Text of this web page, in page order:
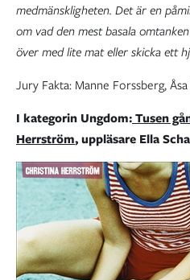
medmänskligheten. Det är en
om vad den mest basala
över med lite mat eller skicka ett
Jury Fakta: Manne Forssberg,
I kategorin Ungdom:Tusen
Herrström, uppläsare Ella